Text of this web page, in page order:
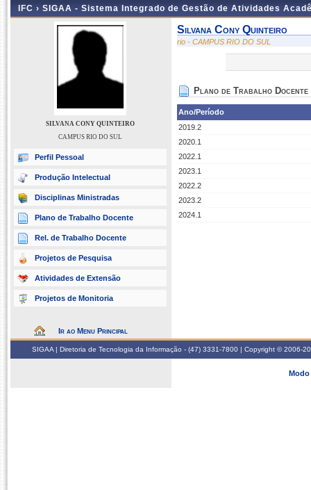
IFC › SIGAA - Sistema Integrado de Gestão de Atividades
SILVANA CONY QUINTEIRO
CAMPUS RIO DO SUL
Perfil Pessoal
Produção Intelectual
Disciplinas Ministradas
Plano de Trabalho Docente
Rel. de Trabalho Docente
Projetos de Pesquisa
Atividades de Extensão
Projetos de Monitoria
Ir ao Menu Principal
Silvana Cony Quinteiro
rio - CAMPUS RIO DO SUL
Plano de Trabalho Docente
Ano/Período
2019.2
2020.1
2022.1
2023.1
2022.2
2023.2
2024.1
SIGAA | Diretoria de Tecnologia da Informação - (47) 3331-7800 | Copyright © 2006-
Modo